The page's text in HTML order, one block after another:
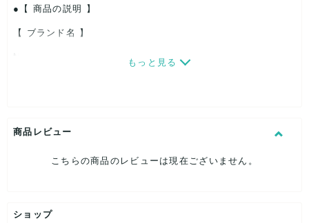
【 商品の説明 】
【 ブランド名 】
497924/566738 A00182
実寸は写真をご参考下さい。
もっと見る
商品レビュー
こちらの商品のレビューは現在ございません。
ショップ